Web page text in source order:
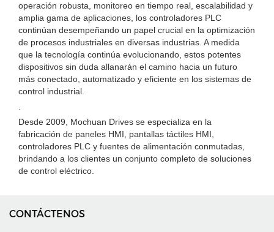
operación robusta, monitoreo en tiempo real, escalabilidad y
amplia gama de aplicaciones, los controladores PLC
continúan desempeñando un papel crucial en la optimización
de procesos industriales en diversas industrias. A medida
que la tecnología continúa evolucionando, estos potentes
dispositivos sin duda allanarán el camino hacia un futuro
más conectado, automatizado y eficiente en los sistemas de
control industrial.
Desde 2009, Mochuan Drives se especializa en la
fabricación de paneles HMI, pantallas táctiles HMI,
controladores PLC y fuentes de alimentación conmutadas,
brindando a los clientes un conjunto completo de soluciones
de control eléctrico.
CONTÁCTENOS